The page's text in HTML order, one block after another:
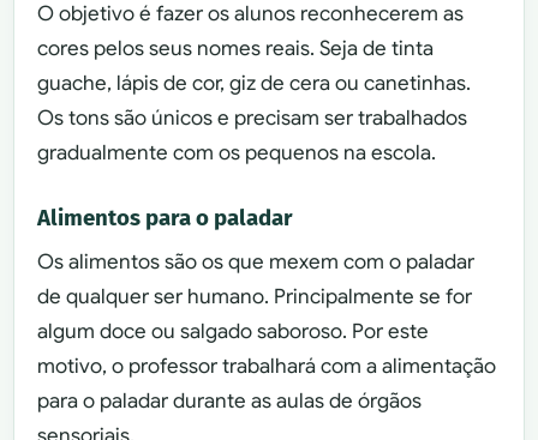
O objetivo é fazer os alunos reconhecerem as
cores pelos seus nomes reais. Seja de tinta
guache, lápis de cor, giz de cera ou canetinhas.
Os tons são únicos e precisam ser trabalhados
gradualmente com os pequenos na escola.
Alimentos para o paladar
Os alimentos são os que mexem com o paladar
de qualquer ser humano. Principalmente se for
algum doce ou salgado saboroso. Por este
motivo, o professor trabalhará com a alimentação
para o paladar durante as aulas de órgãos